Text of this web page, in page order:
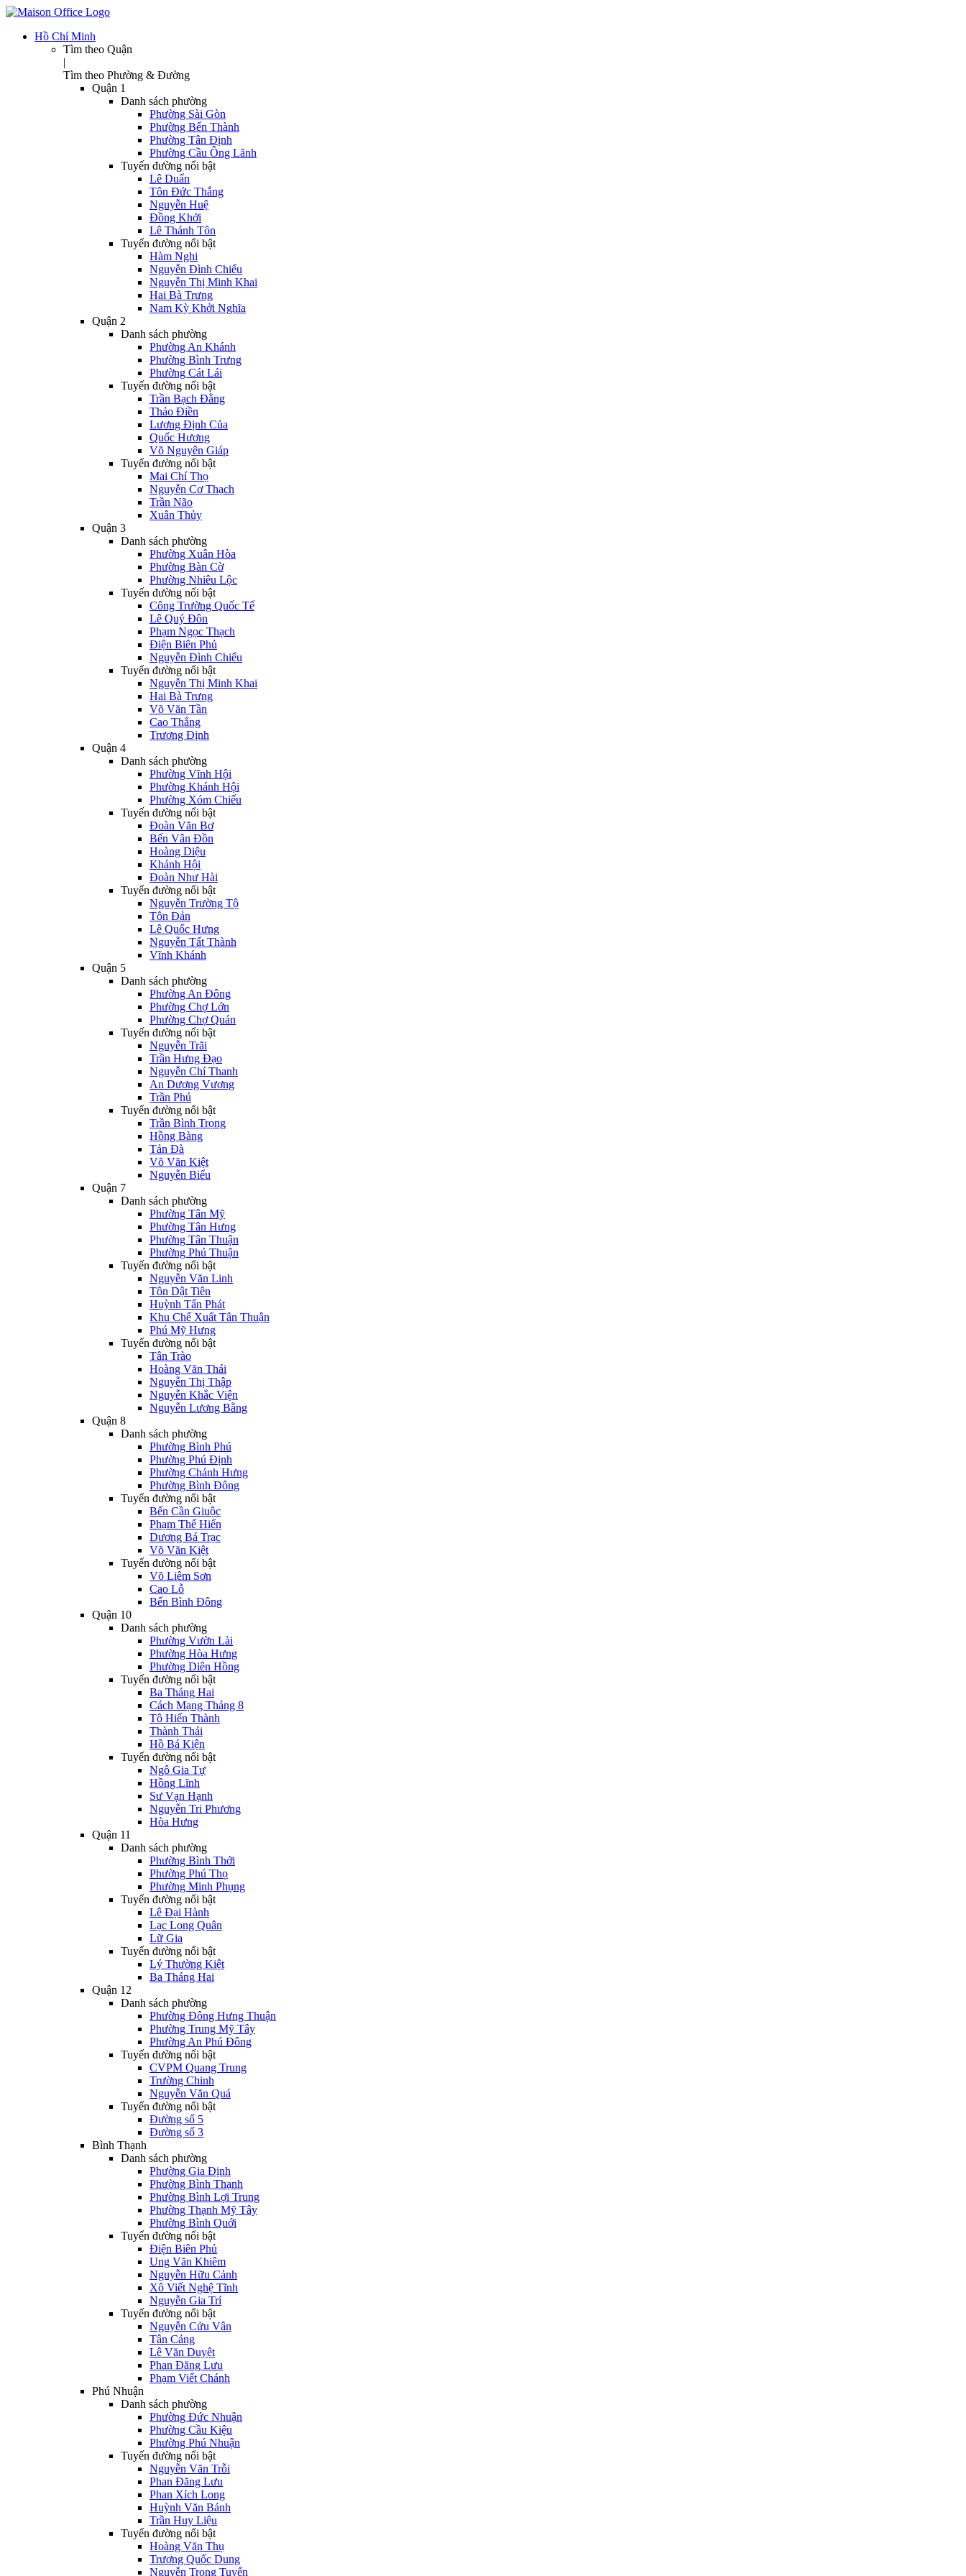
Hồ Chí Minh
Tìm theo Quận
|
Tìm theo Phường & Đường
Quận 1
Danh sách phường
Phường Sài Gòn
Phường Bến Thành
Phường Tân Định
Phường Cầu Ông Lãnh
Tuyến đường nổi bật
Lê Duẩn
Tôn Đức Thắng
Nguyễn Huệ
Đồng Khởi
Lê Thánh Tôn
Tuyến đường nổi bật
Hàm Nghi
Nguyễn Đình Chiểu
Nguyễn Thị Minh Khai
Hai Bà Trưng
Nam Kỳ Khởi Nghĩa
Quận 2
Danh sách phường
Phường An Khánh
Phường Bình Trưng
Phường Cát Lái
Tuyến đường nổi bật
Trần Bạch Đằng
Thảo Điền
Lương Định Của
Quốc Hương
Võ Nguyên Giáp
Tuyến đường nổi bật
Mai Chí Thọ
Nguyễn Cơ Thạch
Trần Não
Xuân Thủy
Quận 3
Danh sách phường
Phường Xuân Hòa
Phường Bàn Cờ
Phường Nhiêu Lộc
Tuyến đường nổi bật
Công Trường Quốc Tế
Lê Quý Đôn
Phạm Ngọc Thạch
Điện Biên Phủ
Nguyễn Đình Chiểu
Tuyến đường nổi bật
Nguyễn Thị Minh Khai
Hai Bà Trưng
Võ Văn Tần
Cao Thắng
Trương Định
Quận 4
Danh sách phường
Phường Vĩnh Hội
Phường Khánh Hội
Phường Xóm Chiếu
Tuyến đường nổi bật
Đoàn Văn Bơ
Bến Vân Đồn
Hoàng Diệu
Khánh Hội
Đoàn Như Hài
Tuyến đường nổi bật
Nguyễn Trường Tộ
Tôn Đản
Lê Quốc Hưng
Nguyễn Tất Thành
Vĩnh Khánh
Quận 5
Danh sách phường
Phường An Đông
Phường Chợ Lớn
Phường Chợ Quán
Tuyến đường nổi bật
Nguyễn Trãi
Trần Hưng Đạo
Nguyễn Chí Thanh
An Dương Vương
Trần Phú
Tuyến đường nổi bật
Trần Bình Trọng
Hồng Bàng
Tản Đà
Võ Văn Kiệt
Nguyễn Biểu
Quận 7
Danh sách phường
Phường Tân Mỹ
Phường Tân Hưng
Phường Tân Thuận
Phường Phú Thuận
Tuyến đường nổi bật
Nguyễn Văn Linh
Tôn Dật Tiên
Huỳnh Tấn Phát
Khu Chế Xuất Tân Thuận
Phú Mỹ Hưng
Tuyến đường nổi bật
Tân Trào
Hoàng Văn Thái
Nguyễn Thị Thập
Nguyễn Khắc Viện
Nguyễn Lương Bằng
Quận 8
Danh sách phường
Phường Bình Phú
Phường Phú Định
Phường Chánh Hưng
Phường Bình Đông
Tuyến đường nổi bật
Bến Cần Giuộc
Phạm Thế Hiển
Dương Bá Trạc
Võ Văn Kiệt
Tuyến đường nổi bật
Võ Liêm Sơn
Cao Lỗ
Bến Bình Đông
Quận 10
Danh sách phường
Phường Vườn Lài
Phường Hòa Hưng
Phường Diên Hồng
Tuyến đường nổi bật
Ba Tháng Hai
Cách Mạng Tháng 8
Tô Hiến Thành
Thành Thái
Hồ Bá Kiện
Tuyến đường nổi bật
Ngô Gia Tự
Hồng Lĩnh
Sư Vạn Hạnh
Nguyễn Tri Phương
Hòa Hưng
Quận 11
Danh sách phường
Phường Bình Thới
Phường Phú Thọ
Phường Minh Phụng
Tuyến đường nổi bật
Lê Đại Hành
Lạc Long Quân
Lữ Gia
Tuyến đường nổi bật
Lý Thường Kiệt
Ba Tháng Hai
Quận 12
Danh sách phường
Phường Đông Hưng Thuận
Phường Trung Mỹ Tây
Phường An Phú Đông
Tuyến đường nổi bật
CVPM Quang Trung
Trường Chinh
Nguyễn Văn Quá
Tuyến đường nổi bật
Đường số 5
Đường số 3
Bình Thạnh
Danh sách phường
Phường Gia Định
Phường Bình Thạnh
Phường Bình Lợi Trung
Phường Thạnh Mỹ Tây
Phường Bình Quới
Tuyến đường nổi bật
Điện Biên Phủ
Ung Văn Khiêm
Nguyễn Hữu Cảnh
Xô Viết Nghệ Tĩnh
Nguyễn Gia Trí
Tuyến đường nổi bật
Nguyễn Cửu Vân
Tân Cảng
Lê Văn Duyệt
Phan Đăng Lưu
Phạm Viết Chánh
Phú Nhuận
Danh sách phường
Phường Đức Nhuận
Phường Cầu Kiệu
Phường Phú Nhuận
Tuyến đường nổi bật
Nguyễn Văn Trỗi
Phan Đăng Lưu
Phan Xích Long
Huỳnh Văn Bánh
Trần Huy Liệu
Tuyến đường nổi bật
Hoàng Văn Thụ
Trương Quốc Dung
Nguyễn Trọng Tuyển